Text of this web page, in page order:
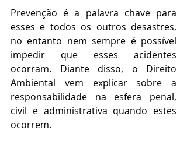
Prevenção é a palavra chave para
esses e todos os outros desastres,
no entanto nem sempre é possível
impedir que esses acidentes
ocorram. Diante disso, o Direito
Ambiental vem explicar sobre a
responsabilidade na esfera penal,
civil e administrativa quando estes
ocorrem.